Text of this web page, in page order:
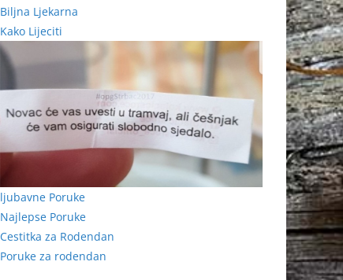
Biljna Ljekarna
Kako Lijeciti
ljubavne Poruke
Najlepse Poruke
Cestitka za Rodendan
Poruke za rodendan